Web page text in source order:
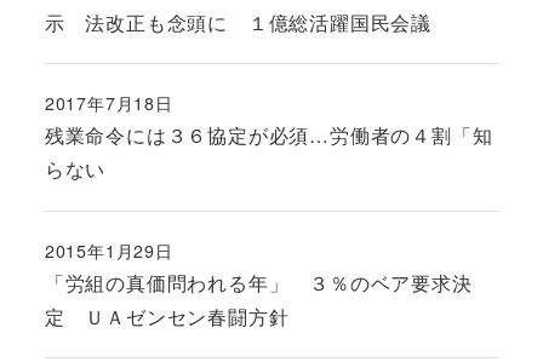
示 法改正も念頭に １億総活躍国民会議
残業命令には３６協定が必須…労働者の４割「知
らない
投稿日
2017年7月18日
「労組の真価問われる年」 ３％のベア要求決
定 ＵＡゼンセン春闘方針
投稿日
2015年1月29日